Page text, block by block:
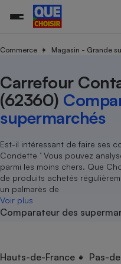
Commerce Magasin - Grande
Carrefour
(62360)
supermarchés
Est-il intéressant de faire ses
Condette ’ Vous pouvez
parmi les moins chers. Que
de produits achetés
un palmarès de
Voir plus
Comparateur des
Hauts-de-France Pas-
Toutes les actualités
Enquêtes
Guides d'achat
Conseils
Brèves
Tous les services
Soumettre un litige
Lettres types
Rencontrer une
Tous nos combats
Nos actions
Nos grandes victoires
Les billets de la
Nos associations
Nous rejoindre
En savoir plus sur Que
?
L’association
Nos missions
Notre méthodologie
Notre financement
Nos partenaires
Nous rejoindre